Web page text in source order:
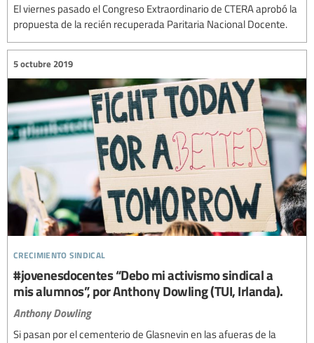
El viernes pasado el Congreso Extraordinario de CTERA aprobó la
propuesta de la recién recuperada Paritaria Nacional Docente.
crecimiento sindical
5 octubre 2019
#jovenesdocentes “Debo mi activismo sindical a
mis alumnos”, por Anthony Dowling (TUI, Irlanda).
Anthony Dowling
Si pasan por el cementerio de Glasnevin en las afueras de la